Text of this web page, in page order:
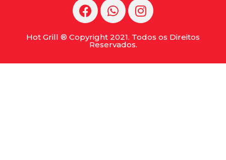
Hot Grill ® Copyright 2021. Todos os Direitos
Reservados.